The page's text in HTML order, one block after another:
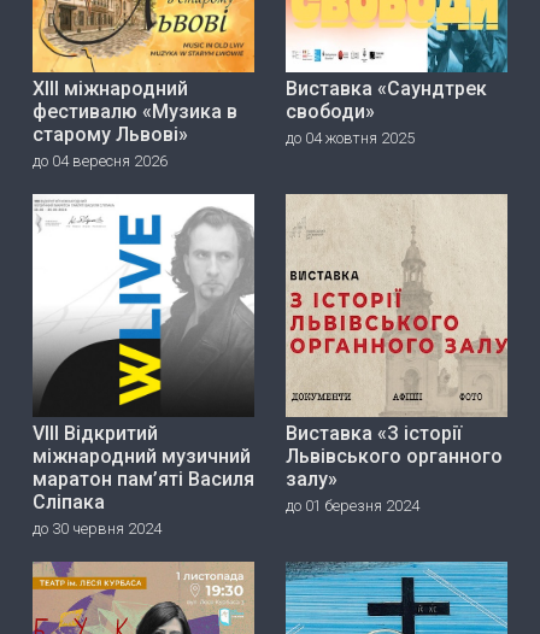
ХІІІ міжнародний
фестивалю «Музика в
старому Львові»
до 04 вересня 2026
Виставка «Саундтрек
свободи»
до 04 жовтня 2025
VIII Відкритий
міжнародний музичний
маратон пам’яті Василя
Сліпака
до 30 червня 2024
Виставка «З історії
Львівського органного
залу»
до 01 березня 2024